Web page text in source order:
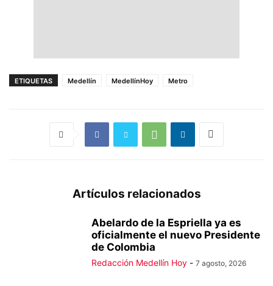
ETIQUETAS Medellín MedellínHoy Metro
Artículos relacionados
Abelardo de la Espriella ya es
oficialmente el nuevo Presidente
de Colombia
Redacción Medellín Hoy - 7 agosto, 2026